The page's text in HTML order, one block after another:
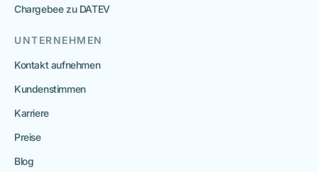
Chargebee zu DATEV
UNTERNEHMEN
Kontakt aufnehmen
Kundenstimmen
Karriere
Preise
Blog